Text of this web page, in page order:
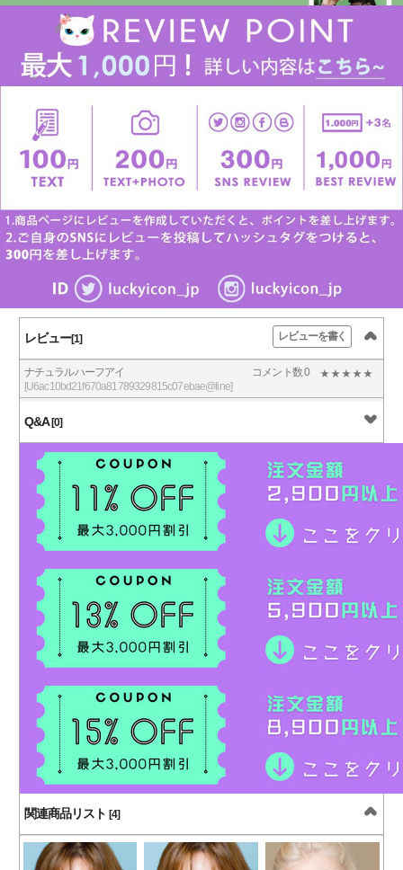
レビュー[1]
ナチュラルハーフアイ
[U6ac10bd21f670a81789329815c07ebae@line]
コメント数 0
レビューを書く
Q&A[0]
関連商品リスト [4]